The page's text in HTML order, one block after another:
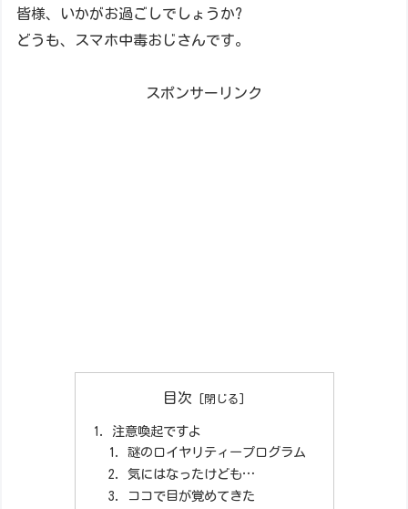
皆様、いかがお過ごしでしょうか?
どうも、スマホ中毒おじさんです。
スポンサーリンク
目次
注意喚起ですよ
謎のロイヤリティープログラム
気にはなったけども…
ココで目が覚めてきた